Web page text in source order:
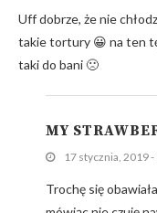
Uff dobrze, że nie
takie tortury 😀 na ten
taki do bani 🙁
MY
17 stycznia, 2019
Trochę się